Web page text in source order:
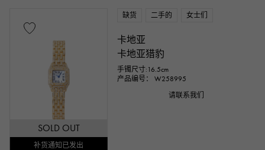
SOLD OUT
补货通知已发出
缺货 二手的 女士们
卡地亚
卡地亚猎豹
手镯尺寸:16.5cm
产品编号： W258995
请联系我们